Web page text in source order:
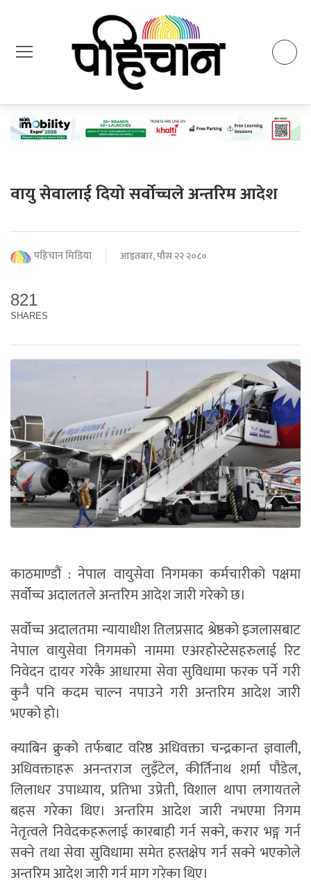
वायु सेवालाई दियो सर्वोच्चले अन्तरिम आदेश
पहिचान मिडिया आइतबार, पौस २२ २०८०
821
SHARES
काठमाण्डौं : नेपाल वायुसेवा निगमका कर्मचारीको पक्षमा
सर्वोच्च अदालतले अन्तरिम आदेश जारी गरेको छ।
सर्वोच्च अदालतमा न्यायाधीश तिलप्रसाद श्रेष्ठको इजलासबाट
नेपाल वायुसेवा निगमको नाममा एअरहोस्टेसहरुलाई रिट
निवेदन दायर गरेकै आधारमा सेवा सुविधामा फरक पर्ने गरी
कुनै पनि कदम चाल्न नपाउने गरी अन्तरिम आदेश जारी
भएको हो।
क्याबिन क्रुको तर्फबाट वरिष्ठ अधिवक्ता चन्द्रकान्त ज्ञवाली,
अधिवक्ताहरू अनन्तराज लुइँटेल, कीर्तिनाथ शर्मा पौडेल,
लिलाधर उपाध्याय, प्रतिभा उप्रेती, विशाल थापा लगायतले
बहस गरेका थिए। अन्तरिम आदेश जारी नभएमा निगम
नेतृत्वले निवेदकहरूलाई कारबाही गर्न सक्ने, करार भङ्ग गर्न
सक्ने तथा सेवा सुविधामा समेत हस्तक्षेप गर्न सक्ने भएकोले
अन्तरिम आदेश जारी गर्न माग गरेका थिए।